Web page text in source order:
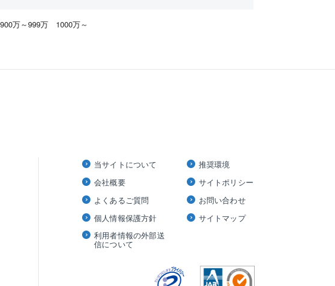
900万～999万 1000万～
当サイトについて
会社概要
よくあるご質問
個人情報保護方針
利用者情報の外部送
信について
推奨環境
サイトポリシー
お問い合わせ
サイトマップ